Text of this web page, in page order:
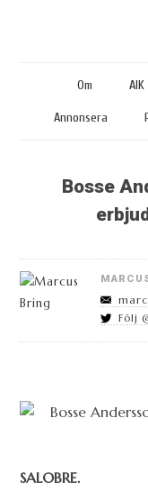
Om AIK
Annonsera
Bosse
Följ
SALOBRE.